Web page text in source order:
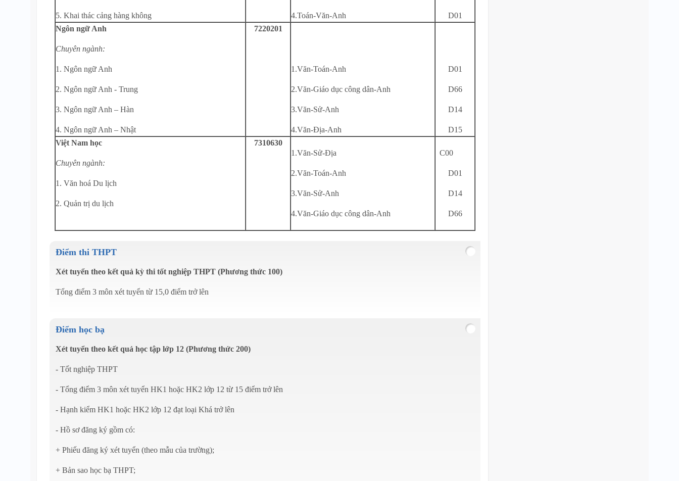
5. Khai thác cảng hàng không 4.Toán-Văn-Anh
D01
Ngôn ngữ Anh
Chuyên ngành:
1. Ngôn ngữ Anh
2. Ngôn ngữ Anh - Trung
3. Ngôn ngữ Anh – Hàn
4. Ngôn ngữ Anh – Nhật
7220201
1.Văn-Toán-Anh
2.Văn-Giáo dục công dân-Anh
3.Văn-Sử-Anh
4.Văn-Địa-Anh
D01
D66
D14
D15
Việt Nam học
Chuyên ngành:
1. Văn hoá Du lịch
2. Quản trị du lịch
7310630
1.Văn-Sử-Địa
2.Văn-Toán-Anh
3.Văn-Sử-Anh
4.Văn-Giáo dục công dân-Anh
C00
D01
D14
D66
Điểm thi THPT
Xét tuyển theo kết quả kỳ thi tốt nghiệp THPT (Phương thức 100)
Tổng điểm 3 môn xét tuyển từ 15,0 điểm trở lên
Điểm học bạ
Xét tuyển theo kết quả học tập lớp 12 (Phương thức 200)
- Tốt nghiệp THPT
- Tổng điểm 3 môn xét tuyển HK1 hoặc HK2 lớp 12 từ 15 điểm trở lên
- Hạnh kiểm HK1 hoặc HK2 lớp 12 đạt loại Khá trở lên
- Hồ sơ đăng ký gồm có:
+ Phiếu đăng ký xét tuyển (theo mẫu của trường);
+ Bản sao học bạ THPT;